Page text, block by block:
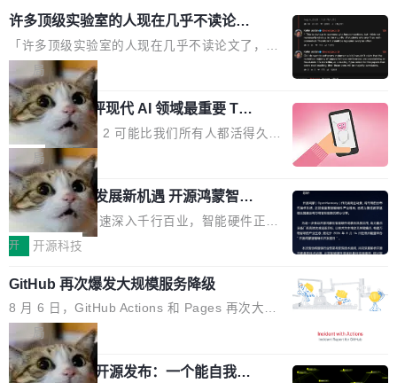
许多顶级实验室的人现在几乎不读论文
了
「许多顶级实验室的人现在几乎不读论文了，而
且他们认为 ICLR/ICML/NeurIPS 充斥着大量过
度宣传和欺诈。」 OpenAI 研究员 Keller Jorda
n 这条推文引发了广泛讨论。他不是在说风凉
话，他是说出了一个圈内人尽皆知但很少公开捅
破的事实。 Jordan 随后补充了一句软化声明：
「我不认为这些会议上大部分论文都在过度宣传
或造假。问题是，作为读者，如果你筛选出那些
看起来最令人兴奋的论文，那它们大部分都是过
度宣传的。」 这才是真正的痛点。不是所有论文
都有问题，是最吸引眼球的那批论文最有问题。
他引用的帖子来自 Mathew Shen，一位 ICLR 2
026 的读者：「看了篇 ...
局
xAI 前工程师评现代 AI 领域最重要 Top
3 开源项目
Flash Attention 2 可能比我们所有人都活得久。
这句话不是来自某个技术博客，而是出自 Hieu
Pham 的一条推文。Hieu Pham 是谁？他是 xAI
的早期工程师之一，在 Grok 训练基础设施团队
工作过。近日他在 X 上发了一条帖子，列出了他
认为现代 AI 领域最重要的三个开源项目。 第一
个名字毫无悬念：Flash Attention 2。 Hieu 的
理由很具体。FA 系列不需要解释，但 FA2 是他
认为最重要的一个——复杂度恰到好处，刚好能
驱动你去学 CuTe，但还没被那些"邪恶的" Hopp
er++ 优化所淹没，足够容易修改和适配。 更关
键的是 FA2 的持久性...
局
共商智能硬件发展新机遇 开源鸿蒙智能
硬件开发者日杭州站即将举行
随着万物智联加速深入千行百业，智能硬件正从
单点设备迈向智能化、网联化、协同化发展。作
鸿蒙通过统一技术底座和分布式能力，为不同类
型智能设备的开发、连接与互联提供关键支撑，
也为产业链企业探索产品创新与商业增长打开新
的空间。 8月14日，开源鸿蒙智能硬件开发者日
（OHDD：OpenHarmony Hardware Develope
开 开源科技
GitHub 再次爆发大规模服务降级
8 月 6 日，GitHub Actions 和 Pages 再次大规
模服务降级，Actions 完全不可用超过 5 小时，
webhook 停发，连自托管 runner 也因调度层故
障无法工作。Pages、Copilot code review、C
局
Prime Agent 开源发布：一个能自我改